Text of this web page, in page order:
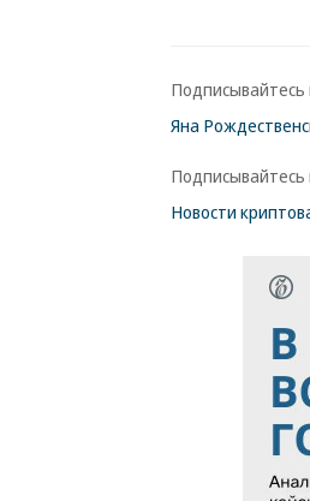
Подписывайтесь
Яна
Новости